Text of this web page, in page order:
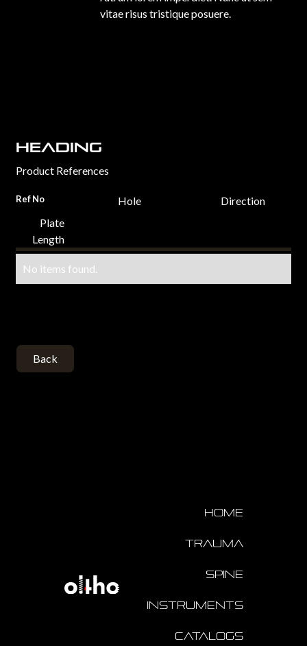
vitae risus tristique posuere.
Heading
Product References
Ref No Hole
Direction
Plate
Length
No items found.
Back
Home
Trauma
Spine
Instruments
Catalogs